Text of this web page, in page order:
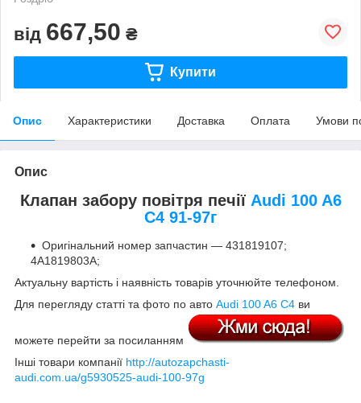
від 667,50 ₴
Купити
Опис Характеристики Доставка Оплата Умови
Опис
Клапан забору повітря печії Audi 100 A6
C4 91-97г
Оригінальний номер запчастин — 431819107;
4A1819803A;
Актуальну вартість і наявність товарів уточнюйте телефоном.
Для перегляду статті та фото по авто Audi 100 A6 C4 ви
можете перейти за посиланням
Інші товари компанії http://autozapchasti-
audi.com.ua/g5930525-audi-100-97g